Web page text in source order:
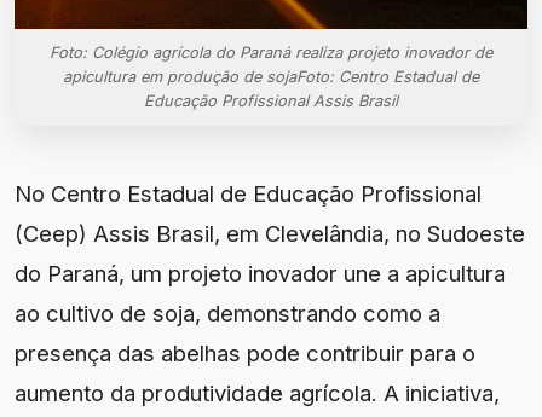
Foto: Colégio agrícola do Paraná realiza projeto inovador de
apicultura em produção de sojaFoto: Centro Estadual de
Educação Profissional Assis Brasil
No Centro Estadual de Educação Profissional
(Ceep) Assis Brasil, em Clevelândia, no Sudoeste
do Paraná, um projeto inovador une a apicultura
ao cultivo de soja, demonstrando como a
presença das abelhas pode contribuir para o
aumento da produtividade agrícola. A iniciativa,